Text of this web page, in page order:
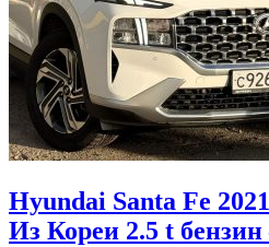
Hyundai Santa Fe
Из Кореи 2.5 t бензин